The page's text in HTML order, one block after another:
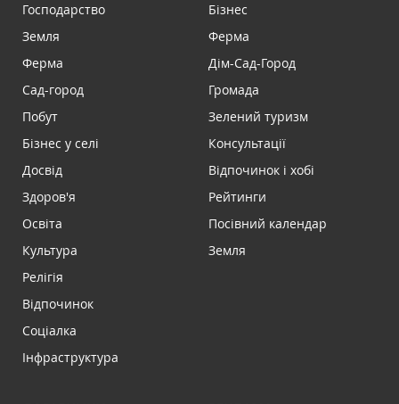
Господарство
Земля
Ферма
Сад-город
Побут
Бізнес у селі
Досвід
Здоров'я
Освіта
Культура
Релігія
Відпочинок
Соціалка
Інфраструктура
Бізнес
Ферма
Дім-Сад-Город
Громада
Зелений туризм
Консультації
Відпочинок і хобі
Рейтинги
Посівний календар
Земля